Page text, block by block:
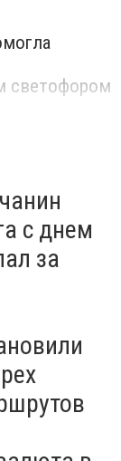
светофором
с днем
за